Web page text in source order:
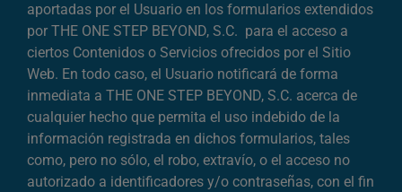
aportadas por el Usuario en los formularios extendidos
por THE ONE STEP BEYOND, S.C. para el acceso a
ciertos Contenidos o Servicios ofrecidos por el Sitio
Web. En todo caso, el Usuario notificará de forma
inmediata a THE ONE STEP BEYOND, S.C. acerca de
cualquier hecho que permita el uso indebido de la
información registrada en dichos formularios, tales
como, pero no sólo, el robo, extravío, o el acceso no
autorizado a identificadores y/o contraseñas, con el fin